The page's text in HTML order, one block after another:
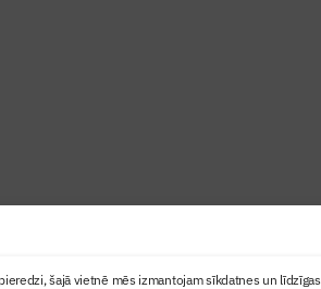
šajā vietnē mēs izmantojam sīkdatnes un